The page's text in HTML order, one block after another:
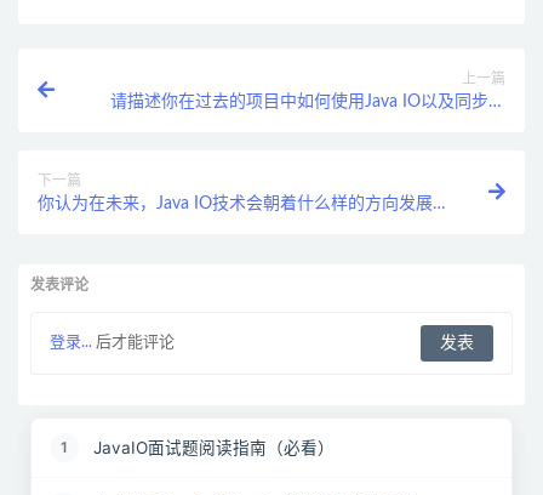
上一篇
请描述你在过去的项目中如何使用Java IO以及同步异
下一篇
你认为在未来，Java IO技术会朝着什么样的方向发展？
发表评论
登录... 后才能评论
1 JavaIO面试题阅读指南（必看）